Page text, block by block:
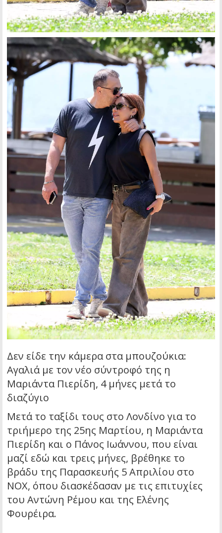
Δεν είδε την κάμερα στα μπουζούκια:
Αγαλιά με τον νέο σύντροφό της η
Μαριάντα Πιερίδη, 4 μήνες μετά το
διαζύγιο
Mετά το ταξίδι τους στο Λονδίνο για το
τριήμερο της 25ης Μαρτίου, η Μαριάντα
Πιερίδη και ο Πάνος Ιωάννου, που είναι
μαζί εδώ και τρεις μήνες, βρέθηκε το
βράδυ της Παρασκευής 5 Απριλίου στο
ΝΟΧ, όπου διασκέδασαν με τις επιτυχίες
του Αντώνη Ρέμου και της Ελένης
Φουρέιρα.